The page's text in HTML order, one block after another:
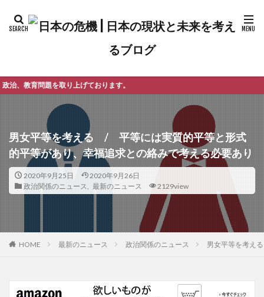
おります。
男女平等を考える / 平等には実質的平等と形式
的平等があり、幸福追求との絡みで考える必要あり
2020年9月25日
2020年9月26日
政治関係のニュース
最新のニュース 2129view
HOME 最新のニュース 政治関係のニュース 男女平等を考え